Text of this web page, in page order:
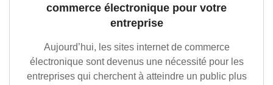
commerce électronique pour votre
entreprise
Aujourd’hui, les sites internet de commerce
électronique sont devenus une nécessité pour les
entreprises qui cherchent à atteindre un public plus